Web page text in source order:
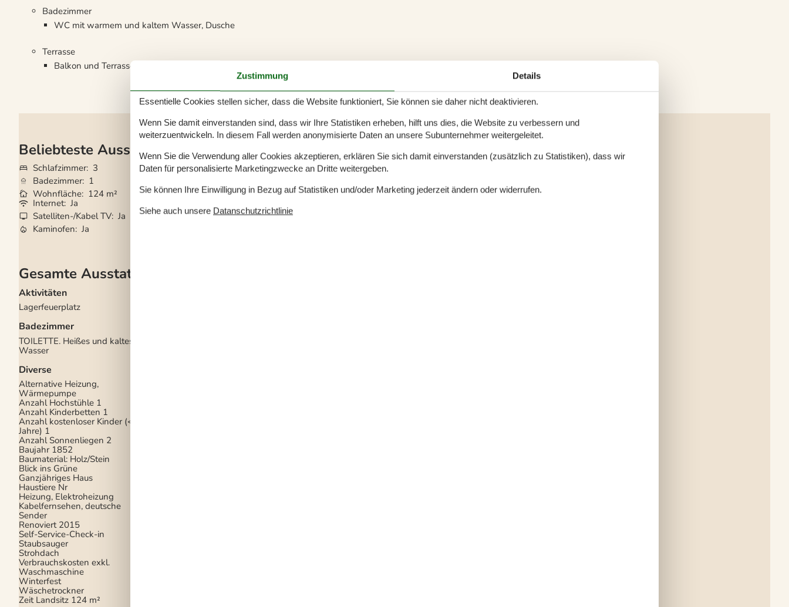
Badezimmer
WC mit warmem und kaltem Wasser, Dusche
Terrasse
Balkon und Terrasse
Beliebteste Ausstattungen
Schlafzimmer 3
Badezimmer 1
Wohnfläche 124 m²
Grundstück 2.841 m²
Kurzurlaub möglich Ja
Entfernung Wasser
Internet Ja
Satelliten-/Kabel TV Ja
Kaminofen Ja
Waschmaschine Ja
Gesamte Ausstattung
Aktivitäten
Lagerfeuerplatz
Badezimmer
TOILETTE. Heißes und kaltes
Wasser
Diverse
Alternative Heizung,
Wärmepumpe
Anzahl Hochstühle 1
Anzahl Kinderbetten 1
Anzahl kostenloser Kinder (<4
Jahre) 1
Anzahl Sonnenliegen 2
Baujahr 1852
Baumaterial: Holz/Stein
Blick ins Grüne
Ganzjähriges Haus
Haustiere Nr
Heizung, Elektroheizung
Kabelfernsehen, deutsche
Sender
Renoviert 2015
Self-Service-Check-in
Staubsauger
Strohdach
Verbrauchskosten exkl.
Waschmaschine
Winterfest
Wäschetrockner
Zeit Landsitz 124 m²
Zustimmung Details
Essentielle Cookies stellen sicher, dass die Website funktioniert, Sie können sie daher nicht deaktivieren.
Wenn Sie damit einverstanden sind, dass wir Ihre Statistiken erheben, hilft uns dies, die Website zu verbessern und
weiterzuentwickeln. In diesem Fall werden anonymisierte Daten an unsere Subunternehmer weitergeleitet.
Wenn Sie die Verwendung aller Cookies akzeptieren, erklären Sie sich damit einverstanden (zusätzlich zu Statistiken), dass wir
Daten für personalisierte Marketingzwecke an Dritte weitergeben.
Sie können Ihre Einwilligung in Bezug auf Statistiken und/oder Marketing jederzeit ändern oder widerrufen.
Siehe auch unsere Datanschutzrichtlinie